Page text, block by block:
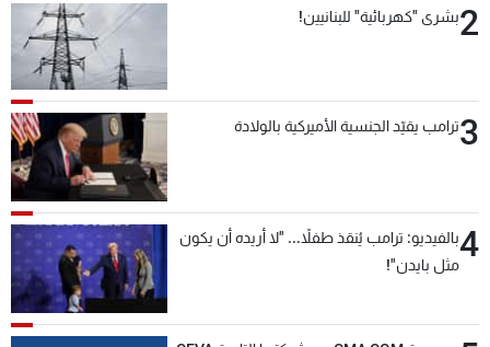
2بشرى "كهربائية" للبنانيين!
3ترامب يقيّد الجنسية الأميركية بالولادة
4بالفيديو: ترامب يُنقذ طفلاً... "لا أريده أن يكون
مثل بايدن"!